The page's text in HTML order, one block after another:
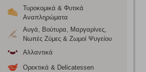
Τυροκομικά & Φυτικά
Αναπληρώματα
Αυγά, Βούτυρα, Μαργαρίνες,
Νωπές Ζύμες & Ζωμοί Ψυγείου
Αλλαντικά
Ορεκτικά & Delicatessen